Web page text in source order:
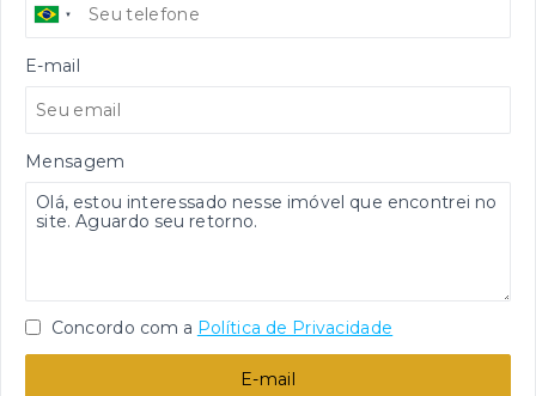
E-mail
Mensagem
Concordo com a Política de Privacidade
E-mail